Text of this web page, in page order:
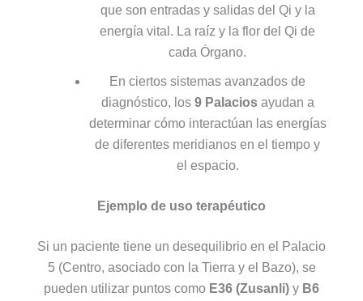
que son entradas y salidas del Qi y la
energía vital. La raíz y la flor del Qi de
cada Órgano.
En ciertos sistemas avanzados de
diagnóstico, los 9 Palaciosayudan a
determinar cómo interactúan las energías
de diferentes meridianos en el tiempo y
el espacio.
Ejemplo de uso terapéutico
Si un paciente tiene un desequilibrio en el Palacio
5 (Centro, asociado con la Tierra y el Bazo), se
pueden utilizar puntos como E36 (Zusanli) y B6